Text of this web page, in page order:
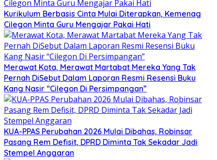
Kurikulum Berbasis Cinta Mulai Diterapkan, Kemenag
Cilegon Minta Guru Mengajar Pakai Hati
Merawat Kota, Merawat Martabat Mereka Yang Tak
Pernah DiSebut Dalam Laporan Resmi Resensi Buku
Kang Nasir “Cilegon Di Persimpangan”
KUA-PPAS Perubahan 2026 Mulai Dibahas, Robinsar
Pasang Rem Defisit, DPRD Diminta Tak Sekadar Jadi
Stempel Anggaran